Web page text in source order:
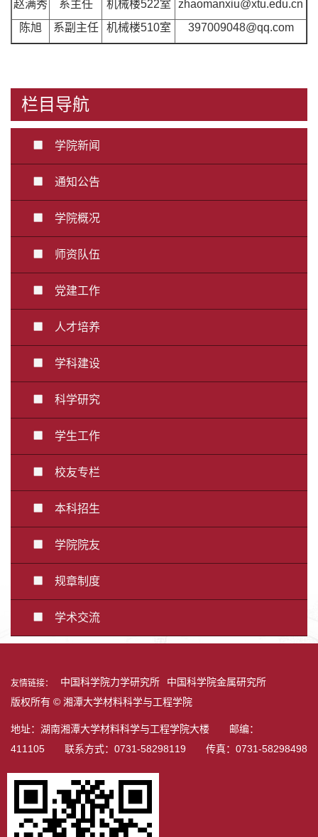
赵满秀
系主任 机械楼522室
zhaomanxiu@xtu.edu.cn
陈旭
系副主任 机械楼510室 397009048@qq.com
栏目导航
学院新闻
通知公告
学院概况
师资队伍
党建工作
人才培养
学科建设
科学研究
学生工作
校友专栏
本科招生
学院院友
规章制度
学术交流
友情链接： 中国科学院力学研究所
中国科学院金属研究所
版权所有 © 湘潭大学材料科学与工程学院
地址：湖南湘潭大学材料科学与工程学院大楼 邮编：
411105 联系方式：0731-58298119 传真：0731-58298498